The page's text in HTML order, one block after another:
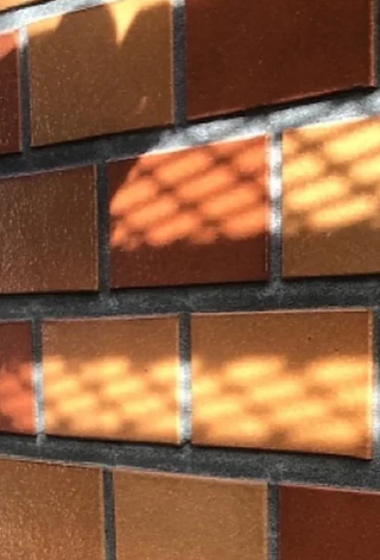
事(下地補修ひび割れ) ④塗装塗装 ⑤足場解体 施
のご紹介⇩ 屋根ビフォー (築10年から塗り替え時
期) 屋根アフター 外壁ビフォー 外壁アフター ア
ター ビフォー ビフォー アフター
施工手順 (足場を設置した後、高圧洗
浄後) シール工事に入ります🏠 ①シール工事 ひ
割れなど繋ぎ目目地、窓まわりなど オートンイ
シード (耐久年数約10-30年)
https://autochem.co.jp/929/ ②外壁塗装 (シール工
事が終わり塗装工事に入ります) 材料搬入 ①パー
フェクトシーラー１回無料(下塗り) ②Sdサーフ１
回(下塗り) ③プレミアム無機(中塗り１回上塗り
回塗り) (耐久年数約18年から)環境や下地により
なります ↑塗らない物に養生(ビニールなど)を行
塗装を開始いたします。 ①パーフェクトシーラ
及びハイ